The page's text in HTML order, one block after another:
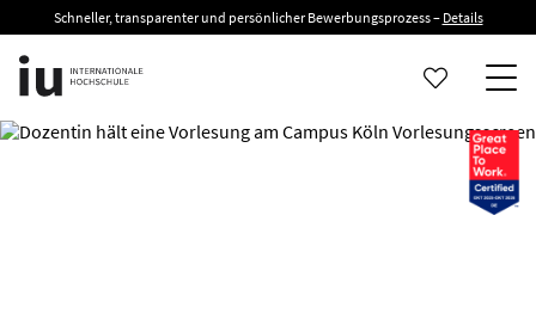
Schneller, transparenter und persönlicher Bewerbungsprozess – Details